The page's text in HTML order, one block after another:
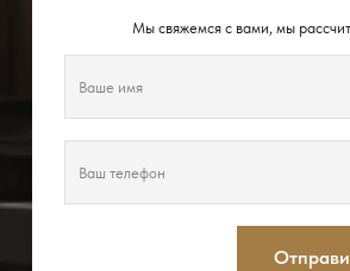
Мы свяжемся с вами, мы